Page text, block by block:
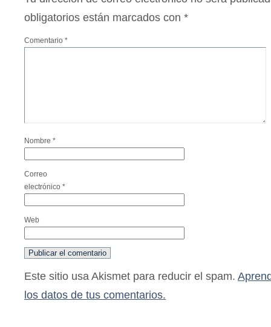
obligatorios están marcados con *
Comentario *
Nombre *
Correo
electrónico *
Web
Este sitio usa Akismet para reducir el spam.
los datos de tus comentarios.